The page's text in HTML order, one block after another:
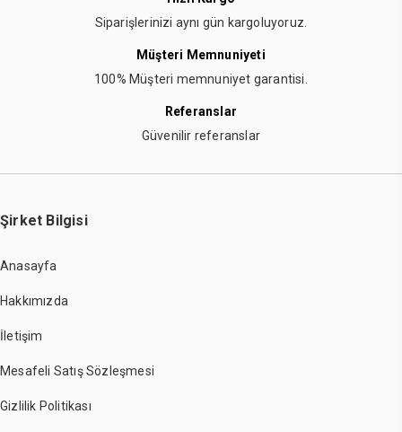
Siparişlerinizi aynı gün kargoluyoruz.
Müşteri Memnuniyeti
100% Müşteri memnuniyet garantisi.
Referanslar
Güvenilir referanslar
Şirket Bilgisi
Anasayfa
Hakkımızda
İletişim
Mesafeli Satış Sözleşmesi
Gizlilik Politikası